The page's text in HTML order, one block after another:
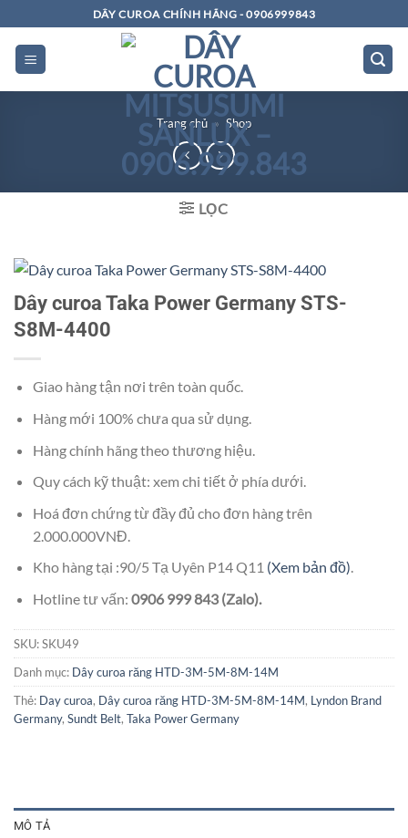
qua
dung
DÂY CUROA CHÍNH HÃNG - 0906999843
Trang chủ » Shop
LỌC
Dây curoa Taka Power Germany STS-
S8M-4400
Giao hàng tận nơi trên toàn quốc.
Hàng mới 100% chưa qua sử dụng.
Hàng chính hãng theo thương hiệu.
Quy cách kỹ thuật: xem chi tiết ở phía dưới.
Hoá đơn chứng từ đầy đủ cho đơn hàng trên
2.000.000VNĐ.
Kho hàng tại :90/5 Tạ Uyên P14 Q11 (Xem bản đồ).
Hotline tư vấn: 0906 999 843 (Zalo).
SKU:SKU49
Danh mục: Dây curoa răng HTD-3M-5M-8M-14M
Thẻ: Day curoa, Dây curoa răng HTD-3M-5M-8M-14M, Lyndon Brand
Germany, Sundt Belt, Taka Power Germany
MÔ TẢ